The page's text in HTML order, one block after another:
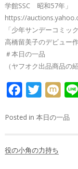
学館SSC 昭和57年」
https://
「少年サンデーコミック
高橋留美子のデビュー
＃本日の一品
（ヤフオク出品商品の
Posted in 本日の一品
稿
役の小角の力持ち